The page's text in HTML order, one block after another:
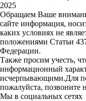
2025
Обращаем Ваше
сайте информация,
каких условиях не
положениями Статьи
Федерации.
Также просим учесть,
информационный
исчерпывающими.Для
пожалуйста, позвоните
Мы в социальных сетях